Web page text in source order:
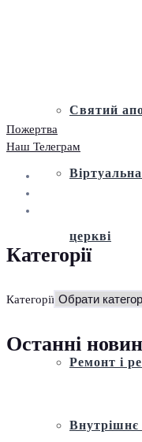
Святий
церкві
Історія
Ремонт і
Внутрішнє
Пожертва
Наш Телеграм
Категорії
Категорії
Останні